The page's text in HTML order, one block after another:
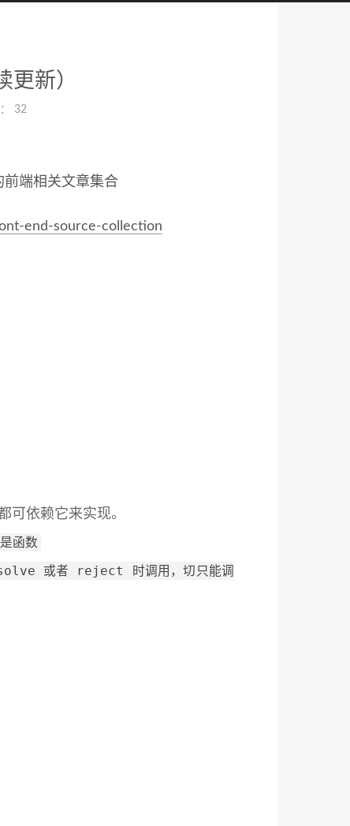
新）
32
前端相关文章集合
end-source-collection
可依赖它来实现。
函数
或者 reject 时调用，切只能调